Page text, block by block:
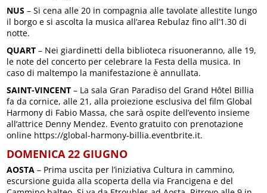
NUS – Si cena alle 20 in compagnia alle tavolate allestite lungo
il borgo e si ascolta la musica all’area Rebulaz fino all’1.30 di
notte.
QUART – Nei giardinetti della biblioteca risuoneranno, alle 19,
le note del concerto per celebrare la Festa della musica. In
caso di maltempo la manifestazione è annullata.
SAINT-VINCENT – La sala Gran Paradiso del Grand Hôtel Billia
fa da cornice, alle 21, alla proiezione esclusiva del film Global
Harmony di Fabio Massa, che sarà ospite dell’evento insieme
all’attrice Denny Mendez. Evento gratuito con prenotazione
online https://global-harmony-billia.eventbrite.it.
DOMENICA 22 GIUGNO
AOSTA – Prima uscita per l’iniziativa Cultura in cammino,
escursione guida alla scoperta della via Francigena e del